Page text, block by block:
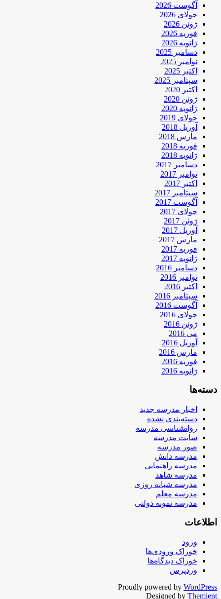
آگوست 2026
جولای 2026
ژوئن 2026
فوریه 2026
ژانویه 2026
دسامبر 2025
نوامبر 2025
اکتبر 2025
سپتامبر 2025
اکتبر 2020
ژوئن 2020
ژانویه 2020
جولای 2019
آوریل 2018
مارس 2018
فوریه 2018
ژانویه 2018
دسامبر 2017
نوامبر 2017
اکتبر 2017
سپتامبر 2017
آگوست 2017
جولای 2017
ژوئن 2017
آوریل 2017
مارس 2017
فوریه 2017
ژانویه 2017
دسامبر 2016
نوامبر 2016
اکتبر 2016
سپتامبر 2016
آگوست 2016
جولای 2016
ژوئن 2016
می 2016
آوریل 2016
مارس 2016
فوریه 2016
ژانویه 2016
دسته‌ها
اخبار مدرسه جدید
دسته‌بندی نشده
روانشناسی مدرسه
سایت مدرسه
صور مدرسه
مدرسه دانش
مدرسه راهنمایی
مدرسه شاهد
مدرسه شبانه روزی
مدرسه معلم
مدرسه نمونه دولتی
اطلاعات
ورود
خوراک ورودی‌ها
خوراک دیدگاه‌ها
وردپرس
Proudly powered by WordPress
Designed by Themient